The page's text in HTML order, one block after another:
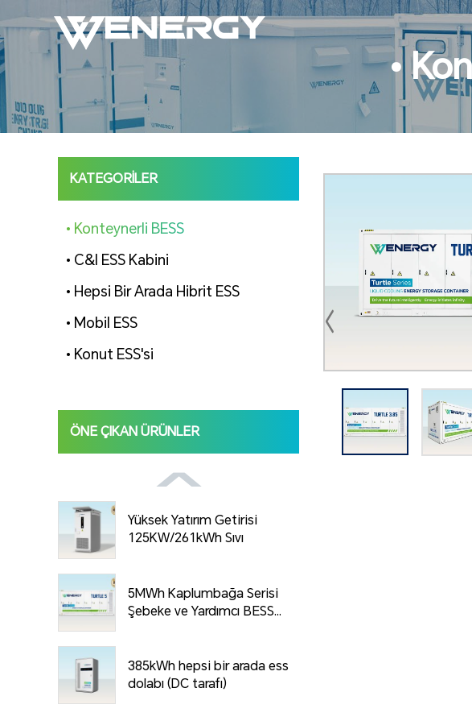
•
KATEGORILER
• Konteynerli BESS
• C&I ESS Kabini
• Hepsi Bir Arada Hibrit ESS
• Mobil ESS
• Konut ESS'si
ÖNE ÇIKAN ÜRÜNLER
Yüksek Yatırım Getirisi
125KW/261kWh Sıvı
5MWh Kaplumbağa Serisi
Şebeke ve Yardımcı BESS...
385kWh hepsi bir arada ess
dolabı (DC tarafı)